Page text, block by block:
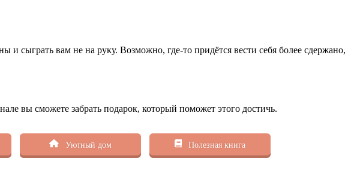
сыграть вам не на руку. Возможно, где-то придётся вести себя более сдержано,
вы сможете забрать подарок, который поможет этого достичь.
Уютный дом Полезная книга